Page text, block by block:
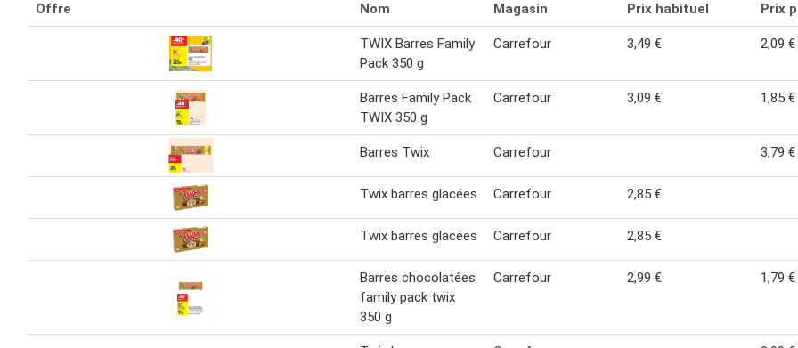
Offre Nom Magasin Prix habituel Prix
TWIX Barres Family
Pack 350 g
Carrefour 3,49 € 2,09 €
Barres Family Pack
TWIX 350 g
Carrefour 3,09 € 1,85 €
Barres Twix Carrefour 3,79 €
Twix barres glacées Carrefour 2,85 €
Twix barres glacées Carrefour 2,85 €
Barres chocolatées
family pack twix
350 g
Carrefour 2,99 € 1,79 €